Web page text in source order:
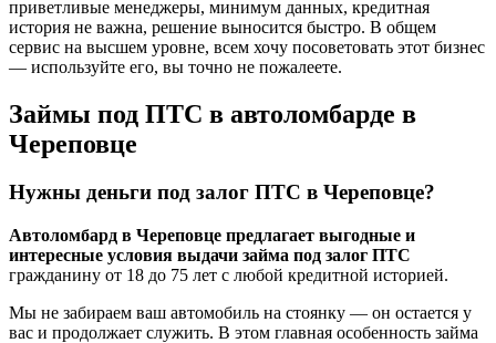
приветливые менеджеры, минимум данных, кредитная
история не важна, решение выносится быстро. В общем
сервис на высшем уровне, всем хочу посоветовать этот бизнес
— используйте его, вы точно не пожалеете.
Займы под ПТС в автоломбарде в
Череповце
Нужны деньги под залог ПТС в Череповце?
Автоломбард в Череповце предлагает выгодные и
интересные условия выдачи займа под залог ПТС
гражданину от 18 до 75 лет с любой кредитной историей.
Мы не забираем ваш автомобиль на стоянку — он остается у
вас и продолжает служить. В этом главная особенность займа